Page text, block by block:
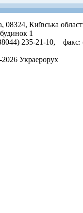
08324, Київська
1
235-21-10, факс:
Украерорух